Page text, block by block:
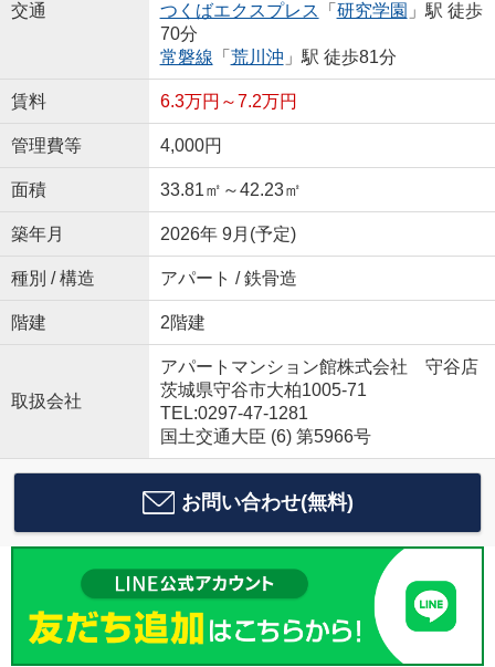
交通
つくばエクスプレス 「 研究学園 」駅 徒歩
70分
常磐線 「 荒川沖 」駅 徒歩81分
賃料 6.3万円～7.2万円
管理費等 4,000円
面積 33.81㎡～42.23㎡
築年月 2026年 9月(予定)
種別 / 構造 アパート / 鉄骨造
階建 2階建
取扱会社
アパートマンション館株式会社 守谷店
茨城県守谷市大柏1005-71
TEL:0297-47-1281
国土交通大臣 (6) 第5966号
お問い合わせ(無料)